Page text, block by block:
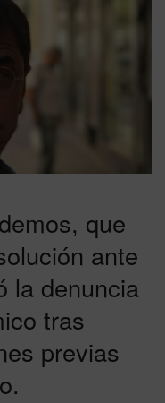
que
ante
la denuncia
tras
previas